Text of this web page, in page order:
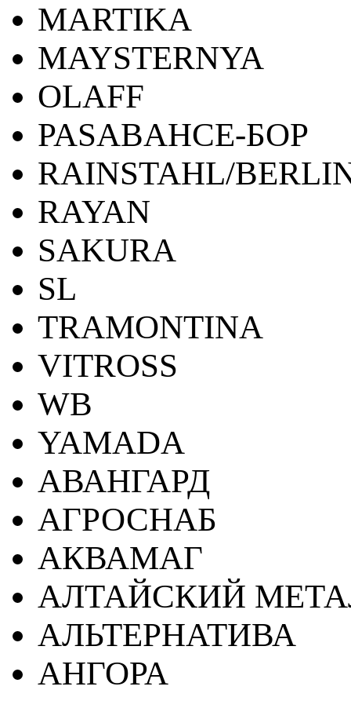
MARTIKA
MAYSTERNYA
OLAFF
PASABAHCE-БОР
RAINSTAHL/
RAYAN
SAKURA
SL
TRAMONTINA
VITROSS
WB
YAMADA
АВАНГАРД
АГРОСНАБ
АКВАМАГ
АЛТАЙСКИЙ
АЛЬТЕРНАТИВА
АНГОРА